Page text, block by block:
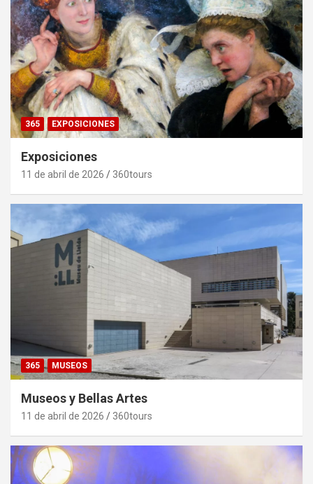
365 EXPOSICIONES
Exposiciones
11 de abril de 2026 360tours
365 MUSEOS
Museos y Bellas Artes
11 de abril de 2026 360tours